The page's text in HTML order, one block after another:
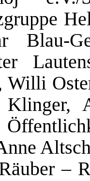
Blau-
Klinger,
–